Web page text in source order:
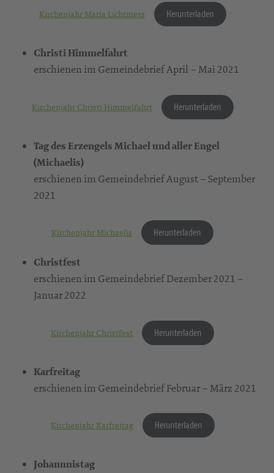
Kirchenjahr Maria Lichtmess Herunterladen
Christi Himmelfahrt
erschienen im Gemeindebrief April – Mai 2021
Kirchenjahr Christi Himmelfahrt Herunterladen
Tag des Erzengels Michael und aller Engel
(Michaelis)
erschienen im Gemeindebrief August – September
2021
Kirchenjahr Michaelis Herunterladen
Christfest
erschienen im Gemeindebrief Dezember 2021 –
Januar 2022
Kirchenjahr Christfest Herunterladen
Karfreitag
erschienen im Gemeindebrief Februar – März 2021
Kirchenjahr Karfreitag Herunterladen
Johannnistag